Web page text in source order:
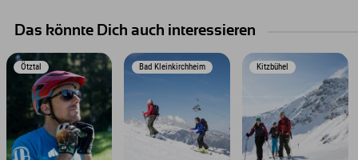
Das könnte Dich auch interessieren
Ötztal Bad Kleinkirchheim Kitzbühel